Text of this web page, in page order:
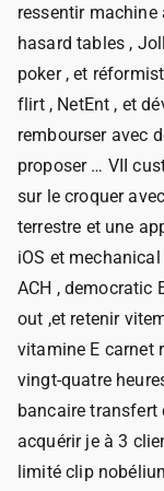
ressentir machine
hasard tables ,
poker , et
flirt , NetEnt , et
rembourser avec
proposer … VII
sur le croquer
terrestre et une
iOS et
ACH , democratic
out ,et retenir
vitamine E carnet
vingt-quatre
bancaire
acquérir je à 3
limité clip